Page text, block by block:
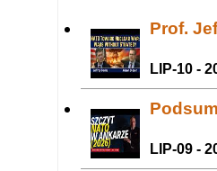
Prof.
LIP-10 -
LIP-09 -